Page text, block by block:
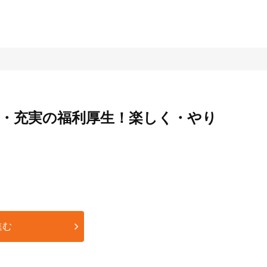
充実の福利厚生！楽しく・やり
む